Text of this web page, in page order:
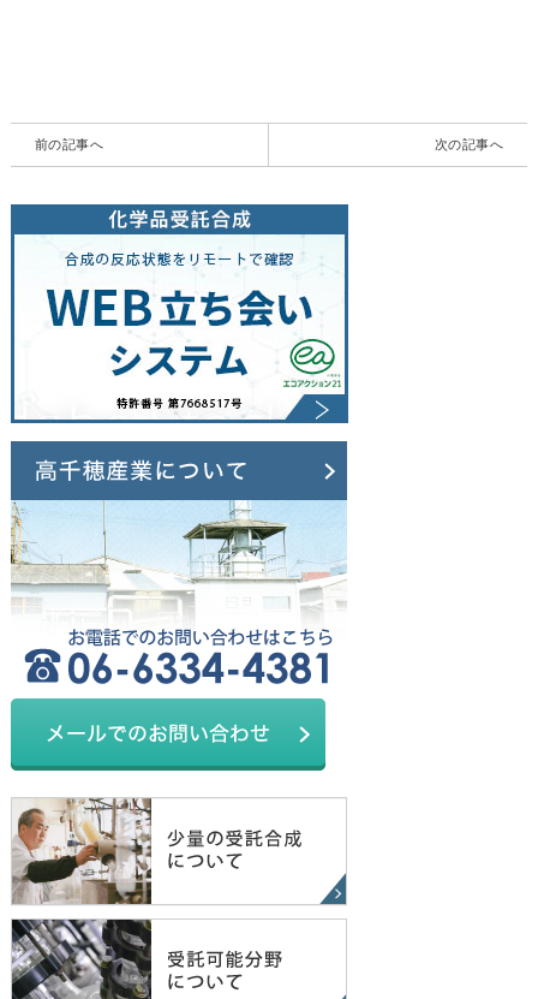
前の記事へ 次の記事へ